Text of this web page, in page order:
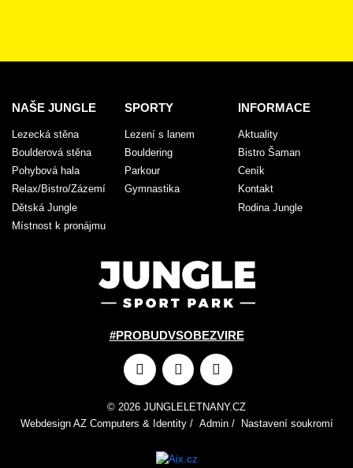
NAŠE JUNGLE
Lezecká stěna
Boulderová stěna
Pohybová hala
Relax/Bistro/Zázemí
Dětská Jungle
Místnost k pronájmu
SPORTY
Lezení s lanem
Bouldering
Parkour
Gymnastika
INFORMACE
Aktuality
Bistro Šaman
Ceník
Kontakt
Rodina Jungle
#PROBUDVSOBEZVIRE
© 2026 JUNGLELETNANY.CZ
Webdesign AZ Computers & Identity/ Admin/ Nastavení soukromí